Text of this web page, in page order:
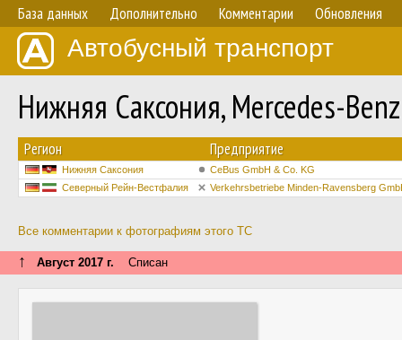
База данных Дополнительно Комментарии Обновления
Автобусный транспорт
Нижняя Саксония, Mercedes-
Регион Предприятие
Нижняя Саксония
CeBus GmbH & Co. KG
Северный Рейн-Вестфалия
Verkehrsbetriebe Minden-Ravensberg
Все комментарии к фотографиям этого ТС
↑ Август 2017 г. Списан